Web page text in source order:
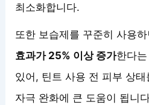
최소화합니다.
또한 보습제를 꾸준히 사용하
효과가 25% 이상 증가한다
있어, 틴트 사용 전 피부 상태
자극 완화에 큰 도움이 됩니